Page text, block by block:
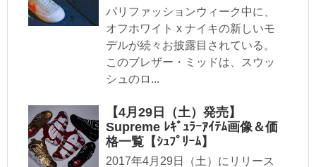
パリファッションウィーク中に、
オフホワイト x ナイキの新しいモ
デルが続々お披露目されている。
このブレザー・ミッドは、スウッ
シュのロ...
【4月29日（土）発売】
Supreme ﾚｷﾞｭﾗｰｱｲﾃﾑ画像＆価
格一覧【ｼｭﾌﾟﾘｰﾑ】
2017年4月29日（土）にリリース